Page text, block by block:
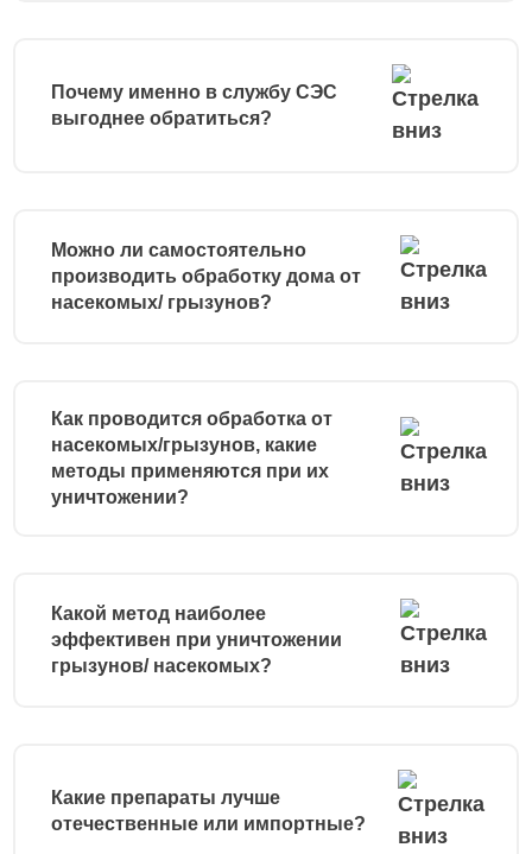
Почему именно в службу СЭС
выгоднее обратиться?
Можно ли самостоятельно
производить обработку дома от
насекомых/ грызунов?
Как проводится обработка от
насекомых/грызунов, какие
методы применяются при их
уничтожении?
Какой метод наиболее
эффективен при уничтожении
грызунов/ насекомых?
Какие препараты лучше
отечественные или импортные?